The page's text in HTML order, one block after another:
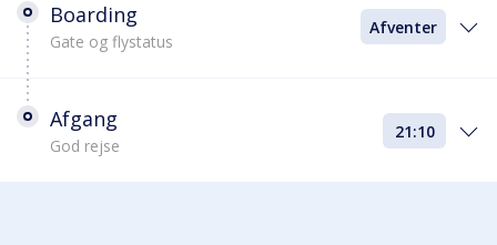
Boarding
Gate og flystatus
Afventer
Afgang
God rejse
21:10